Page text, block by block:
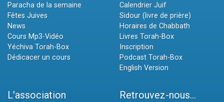
Paracha de la semaine
Fêtes Juives
News
Cours Mp3-Vidéo
Yéchiva Torah-Box
Dédicacer un cours
Calendrier Juif
Sidour (livre de prière)
Horaires de Chabbath
Livres Torah-Box
Inscription
Podcast Torah-Box
English Version
L'association Retrouvez-nous...